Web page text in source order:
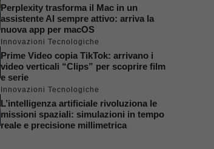
Perplexity trasforma il Mac in un
assistente AI sempre attivo: arriva la
nuova app per macOS
Innovazioni Tecnologiche
Prime Video copia TikTok: arrivano i
video verticali “Clips” per scoprire film
e serie
Innovazioni Tecnologiche
L’intelligenza artificiale rivoluziona le
missioni spaziali: simulazioni in tempo
reale e precisione millimetrica